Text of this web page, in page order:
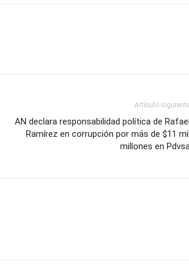
Artículo
AN declara responsabilidad política de Rafael
Ramírez en corrupción por más de $11 mil
millones en